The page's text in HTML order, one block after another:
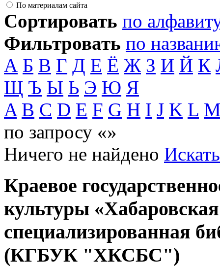
По материалам сайта
Сортировать по
Фильтровать по
А Б В Г Д Е Ё Ж З И Й К
Щ Ъ Ы Ь Э Ю Я
A B C D E F G H I J K L
по запросу «»
Ничего не найдено
Краевое
культуры
специализированная
(КГБУК "ХКСБС")